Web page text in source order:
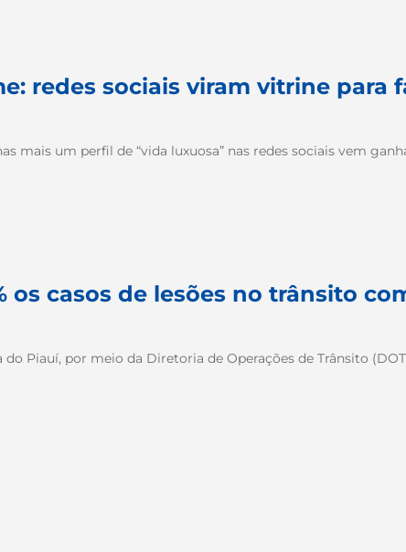
redes sociais viram vitrine para
mais um perfil de “vida luxuosa” nas redes sociais vem
os casos de lesões no trânsito
do Piauí, por meio da Diretoria de Operações de Trânsito